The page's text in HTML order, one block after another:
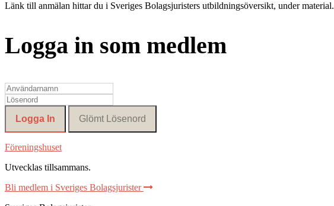
Länk till anmälan hittar du i Sveriges Bolagsjuristers utbildningsöversikt, under material.
Logga in som medlem
Föreningshuset
Utvecklas tillsammans.
Bli medlem i Sveriges Bolagsjurister